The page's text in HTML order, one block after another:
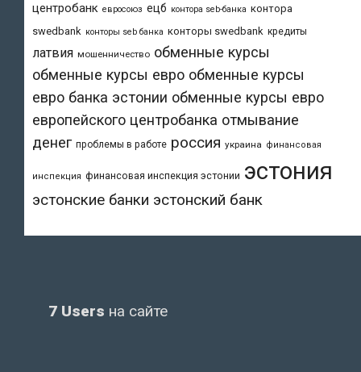
центробанк евросоюз ецб контора seb-банка контора
swedbank конторы seb банка конторы swedbank кредиты
латвия мошенничество обменные курсы
обменные курсы евро обменные курсы
евро банка эстонии обменные курсы евро
европейского центробанка отмывание
денег проблемы в работе россия украина финансовая
инспекция финансовая инспекция эстонии эстония
эстонские банки эстонский банк
7 Users на сайте